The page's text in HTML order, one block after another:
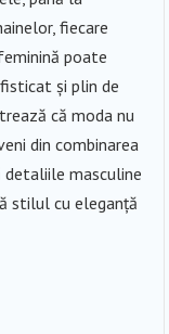
fiecare
poate
și plin de
că moda nu
din combinarea
masculine
stilul cu eleganță